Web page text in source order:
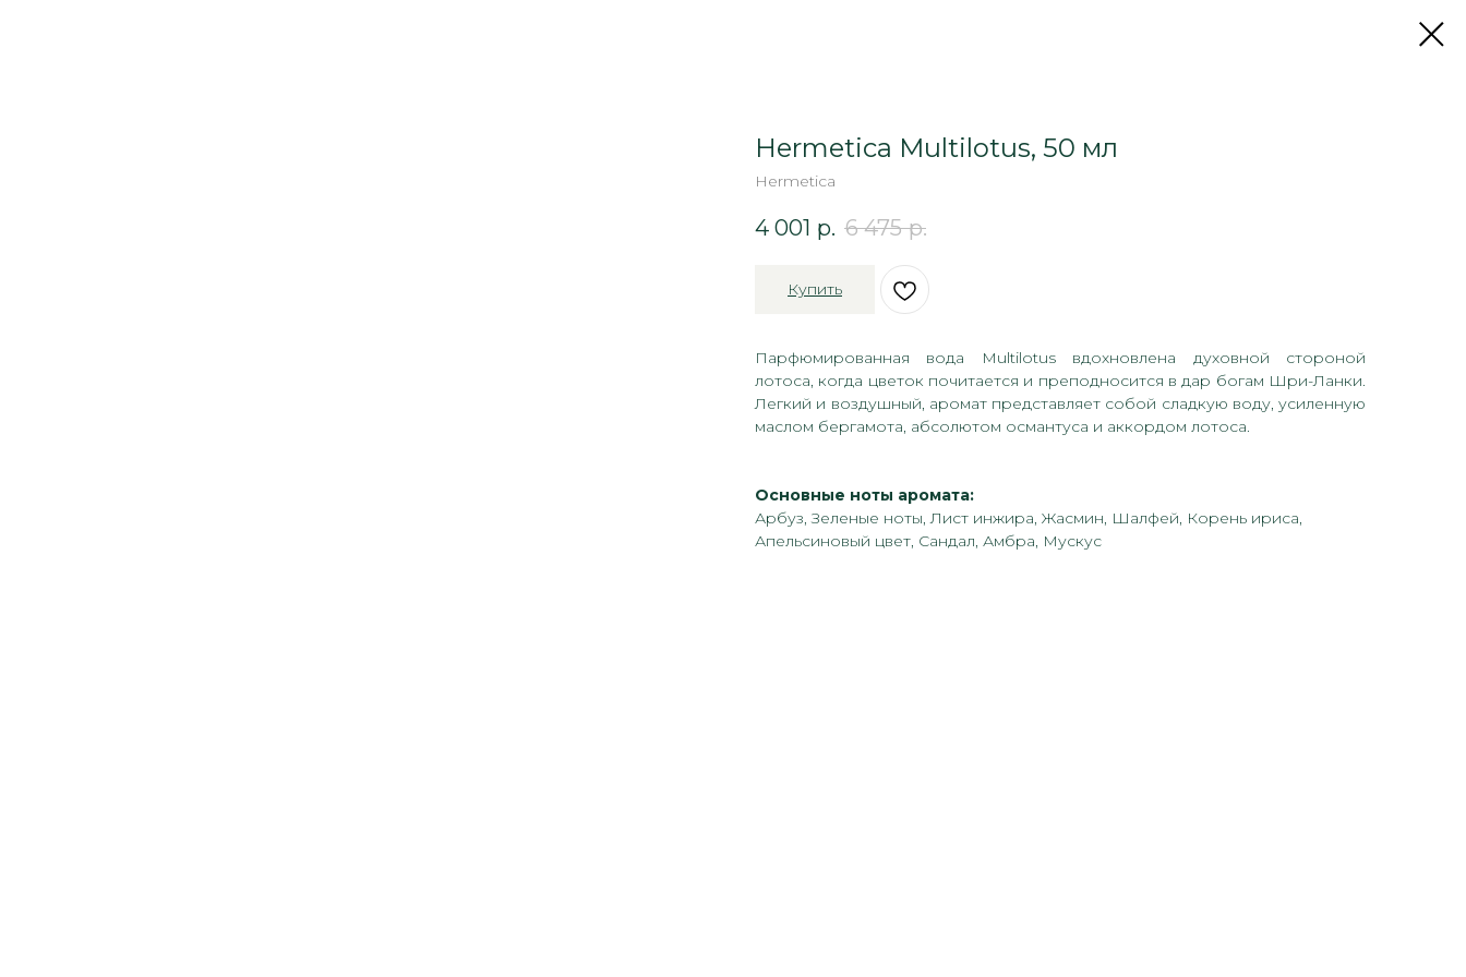
Hermetica Multilotus, 50 мл
Hermetica
4 001 р. 6 475 р.
Купить
Парфюмированная вода Multilotus вдохновлена ​​духовной стороной
лотоса, когда цветок почитается и преподносится в дар богам Шри-Ланки.
Легкий и воздушный, аромат представляет собой сладкую воду, усиленную
маслом бергамота, абсолютом османтуса и аккордом лотоса.
Основные ноты аромата:
Арбуз, Зеленые ноты, Лист инжира, Жасмин, Шалфей, Корень ириса,
Апельсиновый цвет, Сандал, Амбра, Мускус